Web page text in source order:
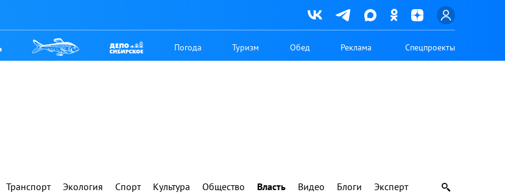
Погода Туризм Обед Реклама Спецпроекты
Транспорт Экология Спорт Культура Общество Власть Видео Блоги Эксперт